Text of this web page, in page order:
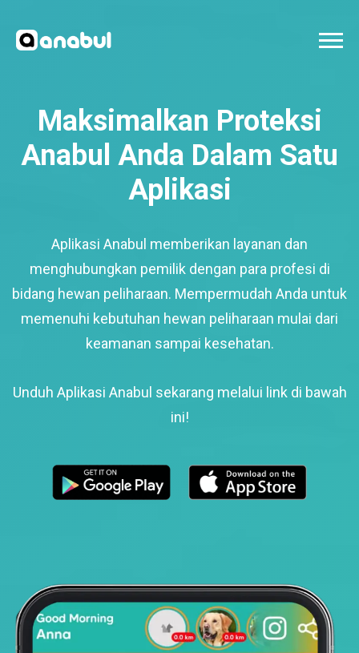
Maksimalkan Proteksi
Anabul Anda Dalam Satu
Aplikasi
Aplikasi Anabul memberikan layanan dan
menghubungkan pemilik dengan para profesi di
bidang hewan peliharaan. Mempermudah Anda untuk
memenuhi kebutuhan hewan peliharaan mulai dari
keamanan sampai kesehatan.
Unduh Aplikasi Anabul sekarang melalui link di bawah
ini!